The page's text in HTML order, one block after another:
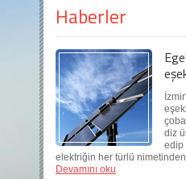
Haberler
diz
edip
elektriğin her türlü
Devamını oku